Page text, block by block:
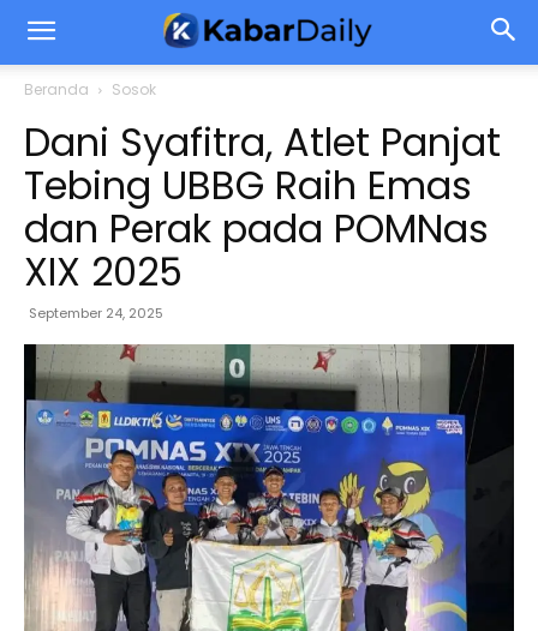
Beranda Sosok
Dani Syafitra, Atlet Panjat
Tebing UBBG Raih Emas
dan Perak pada POMNas
XIX 2025
September 24, 2025